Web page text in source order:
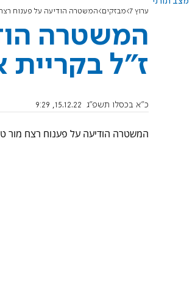
ערוץ 7 מבזקים המשטרה הודיעה על פענוח רצח
המשטרה
ז"ל
כ"א בכסלו תשפ"ג 15.12.22, 9:29
המשטרה הודיעה על פענוח רצח מור טויזר ז"ל